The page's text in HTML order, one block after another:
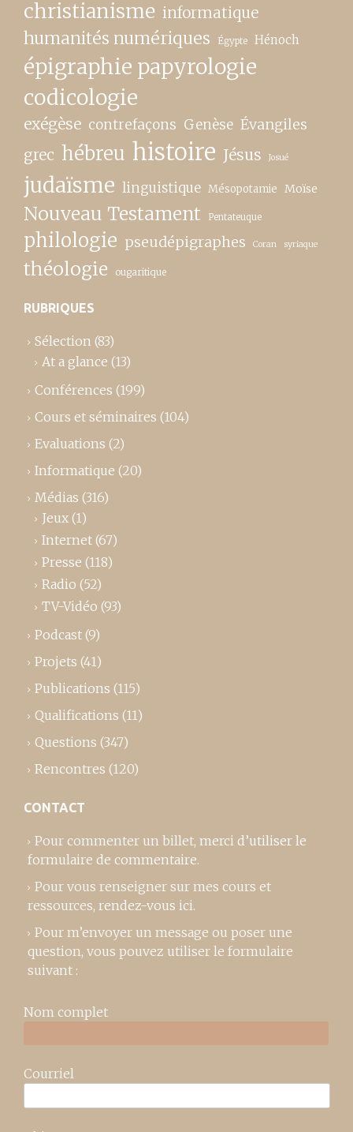
christianisme informatique
humanités numériques Égypte Hénoch
épigraphie papyrologie
codicologie
exégèse contrefaçons Genèse Évangiles
grec hébreu histoire Jésus Josué
judaïsme linguistique Mésopotamie Moïse
Nouveau Testament Pentateuque
philologie pseudépigraphes Coran syriaque
théologie ougaritique
RUBRIQUES
Sélection (83)
At a glance (13)
Conférences (199)
Cours et séminaires (104)
Evaluations (2)
Informatique (20)
Médias (316)
Jeux (1)
Internet (67)
Presse (118)
Radio (52)
TV-Vidéo (93)
Podcast (9)
Projets (41)
Publications (115)
Qualifications (11)
Questions (347)
Rencontres (120)
CONTACT
Pour commenter un billet, merci d’utiliser le
formulaire de commentaire.
Pour vous renseigner sur mes cours et
ressources, rendez-vous ici.
Pour m’envoyer un message ou poser une
question, vous pouvez utiliser le formulaire
suivant :
Nom complet
Courriel